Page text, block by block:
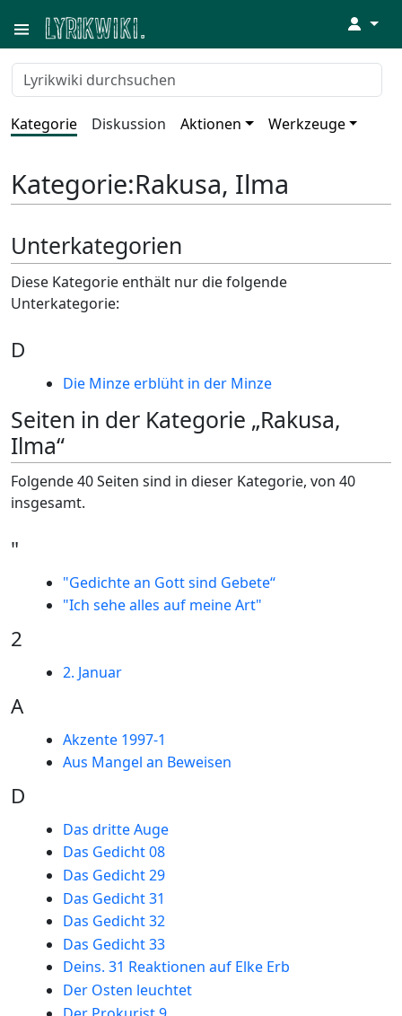
↓
Kategorie Diskussion Aktionen Werkzeuge
Kategorie:Rakusa, Ilma
Unterkategorien
Diese Kategorie enthält nur die folgende
Unterkategorie:
D
Die Minze erblüht in der Minze
Seiten in der Kategorie „Rakusa,
Ilma“
Folgende 40 Seiten sind in dieser Kategorie, von 40
insgesamt.
"
"Gedichte an Gott sind Gebete“
"Ich sehe alles auf meine Art"
2
2. Januar
A
Akzente 1997-1
Aus Mangel an Beweisen
D
Das dritte Auge
Das Gedicht 08
Das Gedicht 29
Das Gedicht 31
Das Gedicht 32
Das Gedicht 33
Deins. 31 Reaktionen auf Elke Erb
Der Osten leuchtet